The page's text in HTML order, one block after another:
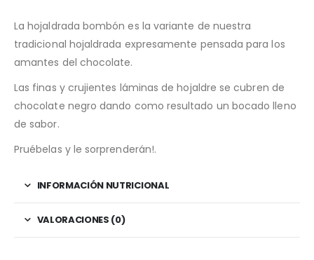
La hojaldrada bombón es la variante de nuestra
tradicional hojaldrada expresamente pensada para los
amantes del chocolate.
Las finas y crujientes láminas de hojaldre se cubren de
chocolate negro dando como resultado un bocado lleno
de sabor.
Pruébelas y le sorprenderán!.
INFORMACIÓN NUTRICIONAL
VALORACIONES (0)